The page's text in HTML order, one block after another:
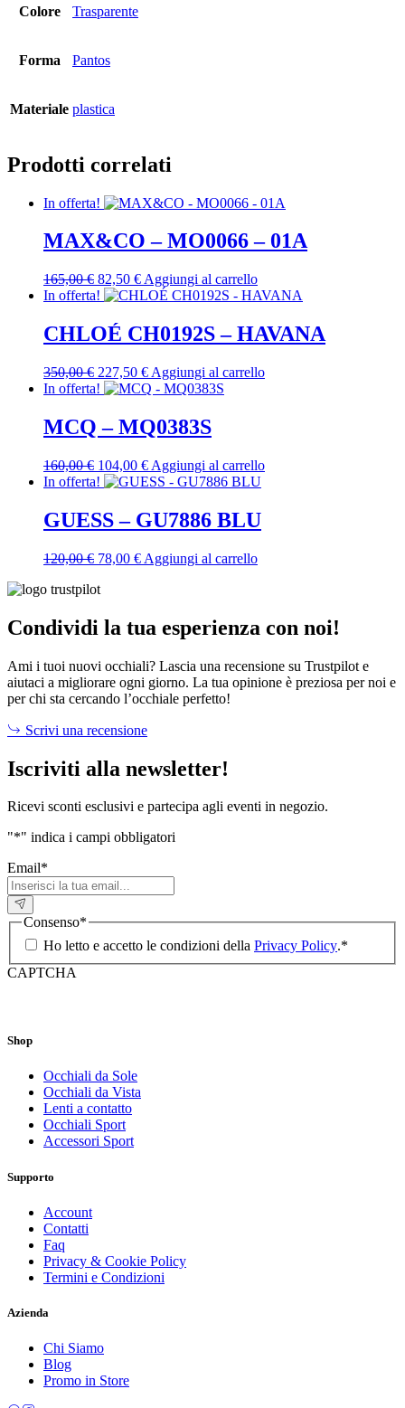
Colore Trasparente
Forma Pantos
Materiale plastica
Prodotti correlati
In offerta!
MAX&CO – MO0066 – 01A
165,00€ Il
prezzo
era:
165,00 €.
82,50 €Il
prezzo
è:
82,50 €.
Aggiungi al carrello
In offerta!
CHLOÉ CH0192S – HAVANA
350,00€ Il
prezzo
350,00 €.
227,50 €Il
prezzo
è:
227,50 €.
Aggiungi al carrello
In offerta!
MCQ – MQ0383S
160,00€ Il
prezzo
era:
160,00 €.
104,00 €Il
prezzo
è:
104,00 €.
Aggiungi al carrello
In offerta!
GUESS – GU7886 BLU
120,00€ Il
originale
120,00 €.
78,00 €Il
78,00 €.
Aggiungi al carrello
Condividi la tua esperienza con noi!
Ami i tuoi nuovi occhiali? Lascia una recensione su Trustpilot e
aiutaci a migliorare ogni giorno. La tua opinione è preziosa per noi e
per chi sta cercando l’occhiale perfetto!
Scrivi una recensione
Iscriviti alla newsletter!
Ricevi sconti esclusivi e partecipa agli eventi in negozio.
"*" indica i campi obbligatori
Email*
Consenso*
Ho letto e accetto le condizioni della Privacy Policy.*
CAPTCHA
Shop
Occhiali da Sole
Occhiali da Vista
Lenti a contatto
Occhiali Sport
Accessori Sport
Supporto
Account
Contatti
Faq
Privacy & Cookie Policy
Termini e Condizioni
Azienda
Chi Siamo
Blog
Promo in Store